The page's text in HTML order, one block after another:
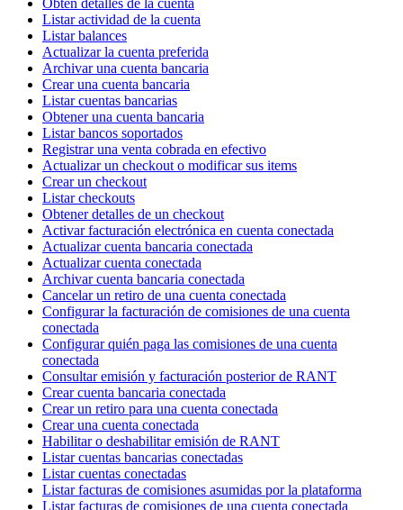
Obtén detalles de la cuenta
Listar actividad de la cuenta
Listar balances
Actualizar la cuenta preferida
Archivar una cuenta bancaria
Crear una cuenta bancaria
Listar cuentas bancarias
Obtener una cuenta bancaria
Listar bancos soportados
Registrar una venta cobrada en efectivo
Actualizar un checkout o modificar sus items
Crear un checkout
Listar checkouts
Obtener detalles de un checkout
Activar facturación electrónica en cuenta conectada
Actualizar cuenta bancaria conectada
Actualizar cuenta conectada
Archivar cuenta bancaria conectada
Cancelar un retiro de una cuenta conectada
Configurar la facturación de comisiones de una cuenta
conectada
Configurar quién paga las comisiones de una cuenta
conectada
Consultar emisión y facturación posterior de RANT
Crear cuenta bancaria conectada
Crear un retiro para una cuenta conectada
Crear una cuenta conectada
Habilitar o deshabilitar emisión de RANT
Listar cuentas bancarias conectadas
Listar cuentas conectadas
Listar facturas de comisiones asumidas por la plataforma
Listar facturas de comisiones de una cuenta conectada